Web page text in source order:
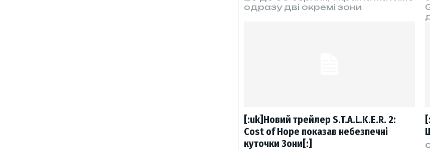
одразу дві окремі зони
[:uk]Новий трейлер S.T.A.L.K.E.R. 2:
Cost of Hope показав небезпечні
куточки Зони[:]